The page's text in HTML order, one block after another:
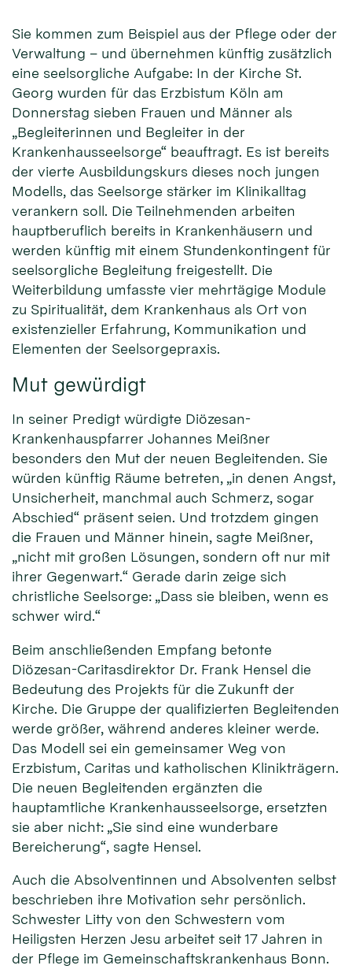
Sie kommen zum Beispiel aus der Pflege oder der
Verwaltung – und übernehmen künftig zusätzlich
eine seelsorgliche Aufgabe: In der Kirche St.
Georg wurden für das Erzbistum Köln am
Donnerstag sieben Frauen und Männer als
„Begleiterinnen und Begleiter in der
Krankenhausseelsorge“ beauftragt. Es ist bereits
der vierte Ausbildungskurs dieses noch jungen
Modells, das Seelsorge stärker im Klinikalltag
verankern soll. Die Teilnehmenden arbeiten
hauptberuflich bereits in Krankenhäusern und
werden künftig mit einem Stundenkontingent für
seelsorgliche Begleitung freigestellt. Die
Weiterbildung umfasste vier mehrtägige Module
zu Spiritualität, dem Krankenhaus als Ort von
existenzieller Erfahrung, Kommunikation und
Elementen der Seelsorgepraxis.
Mut gewürdigt
In seiner Predigt würdigte Diözesan-
Krankenhauspfarrer Johannes Meißner
besonders den Mut der neuen Begleitenden. Sie
würden künftig Räume betreten, „in denen Angst,
Unsicherheit, manchmal auch Schmerz, sogar
Abschied“ präsent seien. Und trotzdem gingen
die Frauen und Männer hinein, sagte Meißner,
„nicht mit großen Lösungen, sondern oft nur mit
ihrer Gegenwart.“ Gerade darin zeige sich
christliche Seelsorge: „Dass sie bleiben, wenn es
schwer wird.“
Beim anschließenden Empfang betonte
Diözesan-Caritasdirektor Dr. Frank Hensel die
Bedeutung des Projekts für die Zukunft der
Kirche. Die Gruppe der qualifizierten Begleitenden
werde größer, während anderes kleiner werde.
Das Modell sei ein gemeinsamer Weg von
Erzbistum, Caritas und katholischen Klinikträgern.
Die neuen Begleitenden ergänzten die
hauptamtliche Krankenhausseelsorge, ersetzten
sie aber nicht: „Sie sind eine wunderbare
Bereicherung“, sagte Hensel.
Auch die Absolventinnen und Absolventen selbst
beschrieben ihre Motivation sehr persönlich.
Schwester Litty von den Schwestern vom
Heiligsten Herzen Jesu arbeitet seit 17 Jahren in
der Pflege im Gemeinschaftskrankenhaus Bonn.